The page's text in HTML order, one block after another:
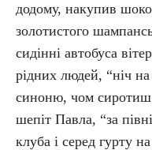
додому, накупив
золотистого
сидінні автобуса
рідних людей, “ніч
синоню, чом сиротиш
шепіт Павла, “за
клуба і серед гурту